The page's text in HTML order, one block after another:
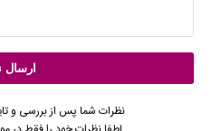
نظرات شما پس از بررسی و